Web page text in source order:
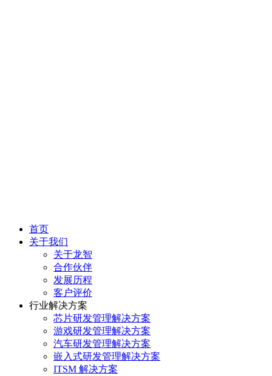
首页
关于我们
关于龙智
合作伙伴
发展历程
客户评价
行业解决方案
芯片研发管理解决方案
游戏研发管理解决方案
汽车研发管理解决方案
嵌入式研发管理解决方案
ITSM 解决方案